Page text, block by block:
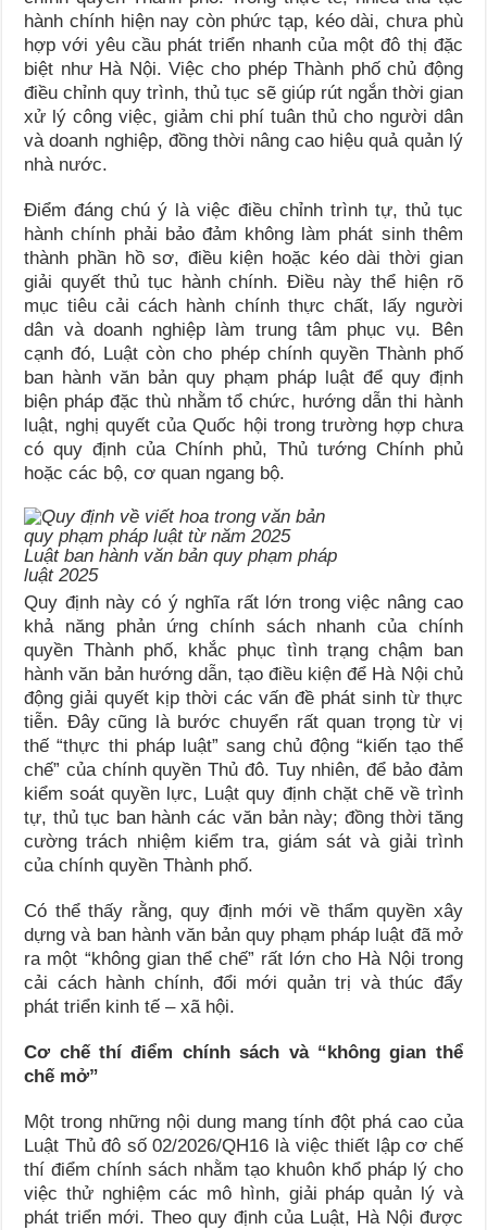
hành chính hiện nay còn phức tạp, kéo dài, chưa phù
hợp với yêu cầu phát triển nhanh của một đô thị đặc
biệt như Hà Nội. Việc cho phép Thành phố chủ động
điều chỉnh quy trình, thủ tục sẽ giúp rút ngắn thời gian
xử lý công việc, giảm chi phí tuân thủ cho người dân
và doanh nghiệp, đồng thời nâng cao hiệu quả quản lý
nhà nước.
Điểm đáng chú ý là việc điều chỉnh trình tự, thủ tục
hành chính phải bảo đảm không làm phát sinh thêm
thành phần hồ sơ, điều kiện hoặc kéo dài thời gian
giải quyết thủ tục hành chính. Điều này thể hiện rõ
mục tiêu cải cách hành chính thực chất, lấy người
dân và doanh nghiệp làm trung tâm phục vụ. Bên
cạnh đó, Luật còn cho phép chính quyền Thành phố
ban hành văn bản quy phạm pháp luật để quy định
biện pháp đặc thù nhằm tổ chức, hướng dẫn thi hành
luật, nghị quyết của Quốc hội trong trường hợp chưa
có quy định của Chính phủ, Thủ tướng Chính phủ
hoặc các bộ, cơ quan ngang bộ.
Luật ban hành văn bản quy phạm pháp
luật 2025
Quy định này có ý nghĩa rất lớn trong việc nâng cao
khả năng phản ứng chính sách nhanh của chính
quyền Thành phố, khắc phục tình trạng chậm ban
hành văn bản hướng dẫn, tạo điều kiện để Hà Nội chủ
động giải quyết kịp thời các vấn đề phát sinh từ thực
tiễn. Đây cũng là bước chuyển rất quan trọng từ vị
thế “thực thi pháp luật” sang chủ động “kiến tạo thể
chế” của chính quyền Thủ đô. Tuy nhiên, để bảo đảm
kiểm soát quyền lực, Luật quy định chặt chẽ về trình
tự, thủ tục ban hành các văn bản này; đồng thời tăng
cường trách nhiệm kiểm tra, giám sát và giải trình
của chính quyền Thành phố.
Có thể thấy rằng, quy định mới về thẩm quyền xây
dựng và ban hành văn bản quy phạm pháp luật đã mở
ra một “không gian thể chế” rất lớn cho Hà Nội trong
cải cách hành chính, đổi mới quản trị và thúc đẩy
phát triển kinh tế – xã hội.
Cơ chế thí điểm chính sách và “không gian thể
chế mở”
Một trong những nội dung mang tính đột phá cao của
Luật Thủ đô số 02/2026/QH16 là việc thiết lập cơ chế
thí điểm chính sách nhằm tạo khuôn khổ pháp lý cho
việc thử nghiệm các mô hình, giải pháp quản lý và
phát triển mới. Theo quy định của Luật, Hà Nội được